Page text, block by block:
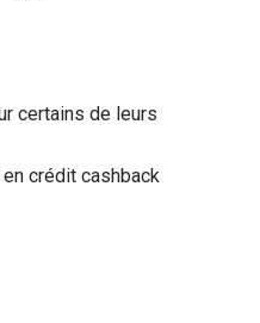
certains de leurs
crédit cashback